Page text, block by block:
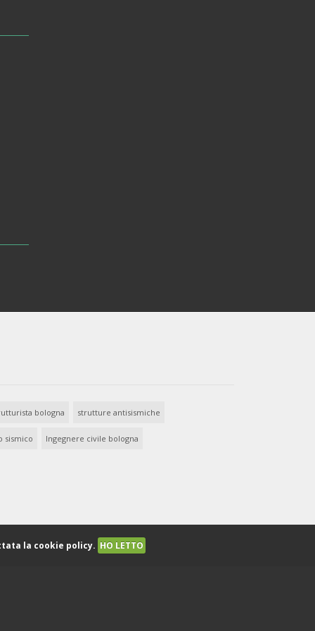
la cookie policy. HO LETTO
bologna strutture antisismiche
sismico Ingegnere civile bologna